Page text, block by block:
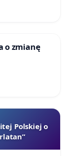
o zmianę
Polskiej o